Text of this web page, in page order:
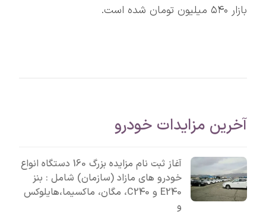
بازار ۵۴۰ میلیون تومان شده است.
آخرین مزایدات خودرو
آغاز ثبت نام مزایده بزرگ 160 دستگاه انواع
خودرو های مازاد (سازمان) شامل : بنز
E240 و C240، مگان، ماکسیما،هایلوکس
و